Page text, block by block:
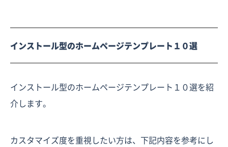
インストール型のホームページテンプレート１０選
インストール型のホームページテンプレート１０選を紹
介します。
カスタマイズ度を重視したい方は、下記内容を参考にし